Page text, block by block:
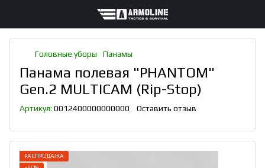
Головные уборы Панамы
Панама полевая "PHANTOM"
Gen.2 MULTICAM (Rip-Stop)
Артикул: 0012400000000000 Оставить отзыв
РАСПРОДАЖА